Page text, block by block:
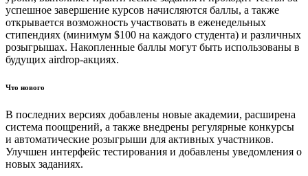
успешное завершение курсов начисляются баллы, а также
открывается возможность участвовать в еженедельных
стипендиях (минимум $100 на каждого студента) и различных
розыгрышах. Накопленные баллы могут быть использованы в
будущих airdrop-акциях.
Что нового
В последних версиях добавлены новые академии, расширена
система поощрений, а также внедрены регулярные конкурсы
и автоматические розыгрыши для активных участников.
Улучшен интерфейс тестирования и добавлены уведомления о
новых заданиях.